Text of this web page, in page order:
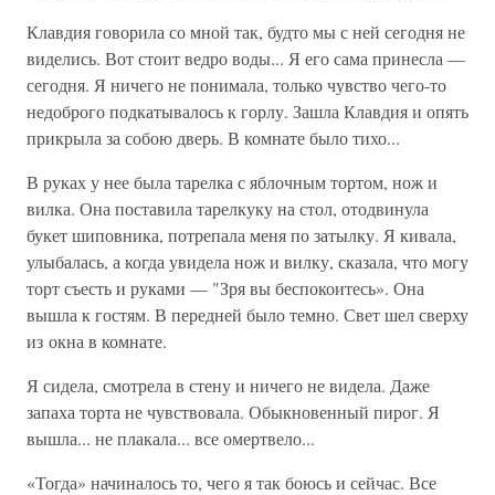
Клавдия говорила со мной так, будто мы с ней сегодня не
виделись. Вот стоит ведро воды... Я его сама принесла —
сегодня. Я ничего не понимала, только чувство чего-то
недоброго подкатывалось к горлу. Зашла Клавдия и опять
прикрыла за собою дверь. В комнате было тихо...
В руках у нее была тарелка с яблочным тортом, нож и
вилка. Она поставила тарелкуку на стол, отодвинула
букет шиповника, потрепала меня по затылку. Я кивала,
улыбалась, а когда увидела нож и вилку, сказала, что могу
торт съесть и руками — "Зря вы беспокоитесь». Она
вышла к гостям. В передней было темно. Свет шел сверху
из окна в комнате.
Я сидела, смотрела в стену и ничего не видела. Даже
запаха торта не чувствовала. Обыкновенный пирог. Я
вышла... не плакала... все омертвело...
«Тогда» начиналось то, чего я так боюсь и сейчас. Все